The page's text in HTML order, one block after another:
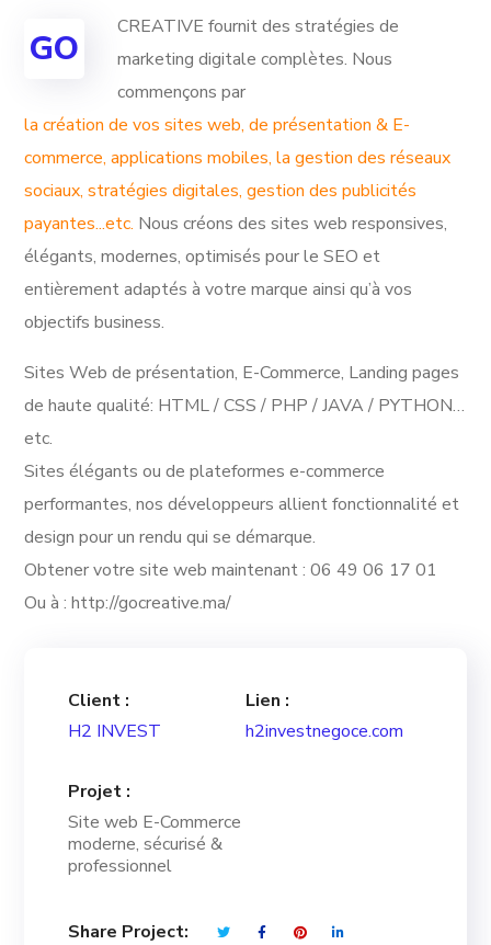
GO
CREATIVE fournit des stratégies de
marketing digitale complètes. Nous
commençons par
la création de vos sites web, de présentation & E-
commerce, applications mobiles, la gestion des réseaux
sociaux, stratégies digitales, gestion des publicités
payantes...etc. Nous créons des sites web responsives,
élégants, modernes, optimisés pour le SEO et
entièrement adaptés à votre marque ainsi qu’à vos
objectifs business.
Sites Web de présentation, E-Commerce, Landing pages
de haute qualité: HTML / CSS / PHP / JAVA / PYTHON…
etc.
Sites élégants ou de plateformes e-commerce
performantes, nos développeurs allient fonctionnalité et
design pour un rendu qui se démarque.
Obtener votre site web maintenant : 06 49 06 17 01
Ou à : http://gocreative.ma/
Client :
H2 INVEST
Lien :
h2investnegoce.com
Projet :
Site web E-Commerce
moderne, sécurisé &
professionnel
Share Project: